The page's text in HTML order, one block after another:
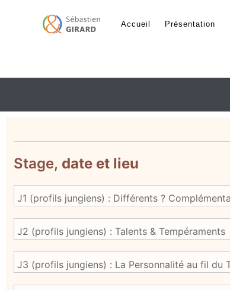
Accueil Présentation
Stage, date et lieu